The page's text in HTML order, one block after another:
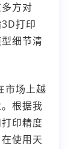
方对
打印
细节清
市场上越
根据我
印精度
使用天